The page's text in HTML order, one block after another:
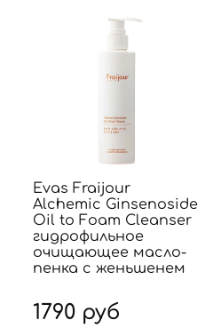
Evas Fraijour
Alchemic Ginsenoside
Oil to Foam Cleanser
гидрофильное
очищающее масло-
пенка с женьшенем
1790 руб